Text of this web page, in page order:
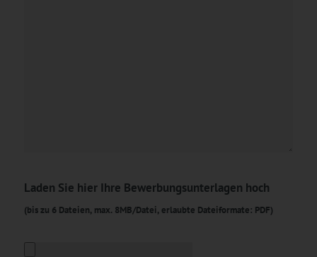
Laden Sie hier Ihre Bewerbungsunterlagen hoch
(bis zu 6 Dateien, max. 8MB/Datei, erlaubte Dateiformate: PDF)